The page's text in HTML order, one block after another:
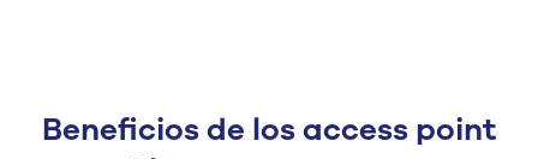
Beneficios de los access point